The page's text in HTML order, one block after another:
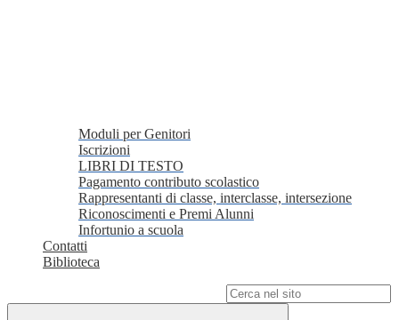
Moduli per Genitori
Iscrizioni
LIBRI DI TESTO
Pagamento contributo scolastico
Rappresentanti di classe, interclasse, intersezione
Riconoscimenti e Premi Alunni
Infortunio a scuola
Contatti
Biblioteca